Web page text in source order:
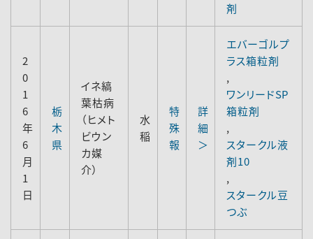
剤
2
0
1
6
年
6
月
1
日
栃
木
県
イネ縞
葉枯病
（ヒメト
ビウン
カ媒
介）
水
稲
特
殊
報
詳
細
＞
エバーゴルプ
ラス箱粒剤
,
ワンリードSP
箱粒剤
,
スタークル液
剤10
,
スタークル豆
つぶ